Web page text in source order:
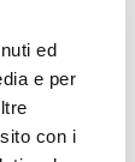
ed
e per
con i